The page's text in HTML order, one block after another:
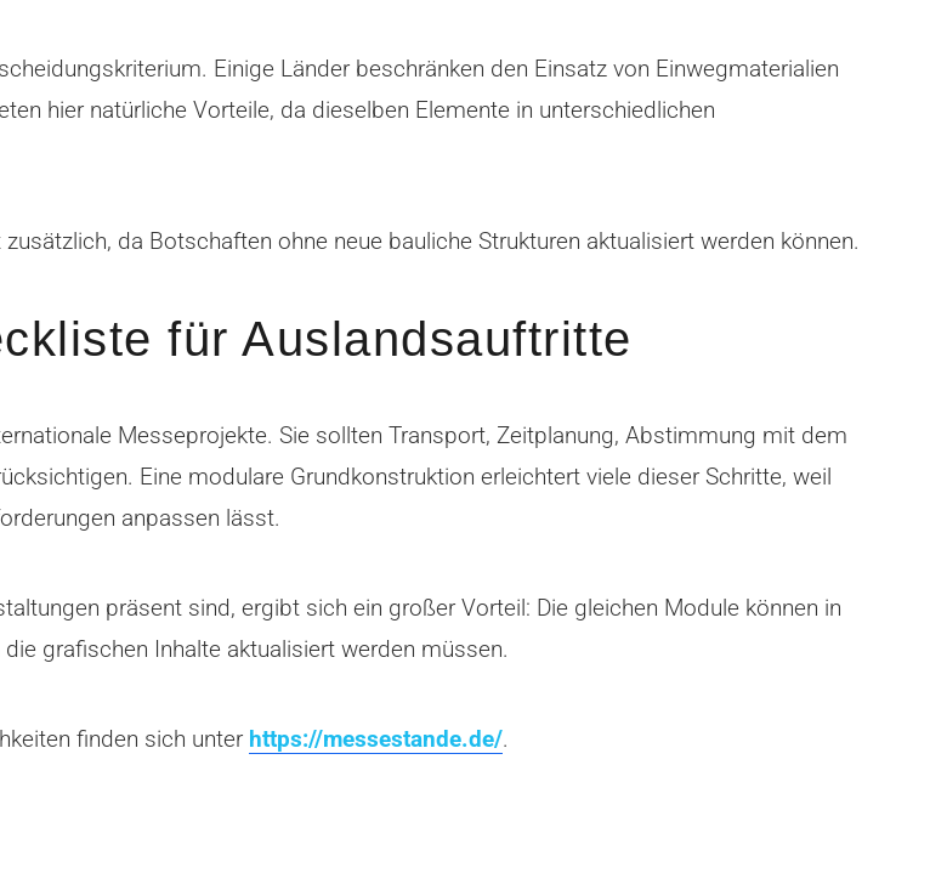
Einige Länder beschränken den Einsatz von Einwegmaterialien
hier natürliche Vorteile, da dieselben Elemente in unterschiedlichen
da Botschaften ohne neue bauliche Strukturen aktualisiert werden können.
für Auslandsauftritte
Messeprojekte. Sie sollten Transport, Zeitplanung, Abstimmung mit dem
Eine modulare Grundkonstruktion erleichtert viele dieser Schritte, weil
anpassen lässt.
präsent sind, ergibt sich ein großer Vorteil: Die gleichen Module können in
grafischen Inhalte aktualisiert werden müssen.
finden sich unter https://messestande.de/.